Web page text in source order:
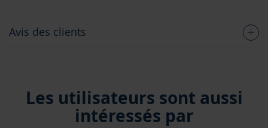
Avis des clients
Les utilisateurs sont aussi
intéressés par